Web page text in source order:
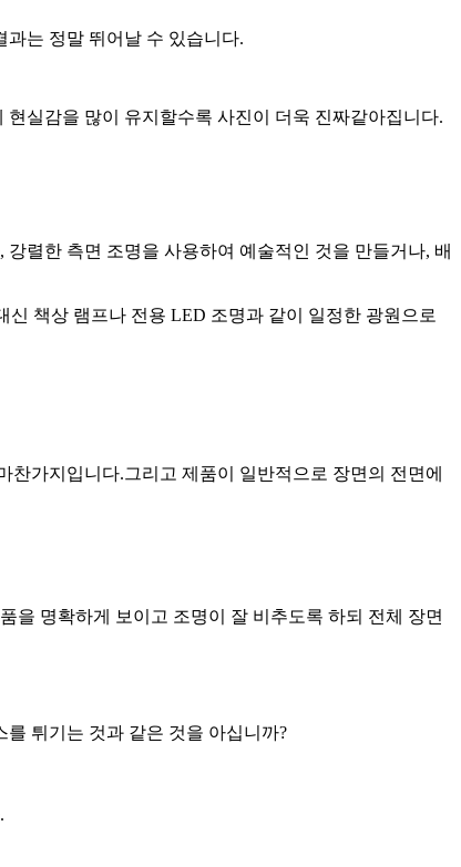
는 정말 뛰어날 수 있습니다.
실감을 많이 유지할수록 사진이 더욱 진짜같아집니다.
렬한 측면 조명을 사용하여 예술적인 것을 만들거나, 배
책상 램프나 전용 LED 조명과 같이 일정한 광원으로
가지입니다.그리고 제품이 일반적으로 장면의 전면에
을 명확하게 보이고 조명이 잘 비추도록 하되 전체 장면
튀기는 것과 같은 것을 아십니까?